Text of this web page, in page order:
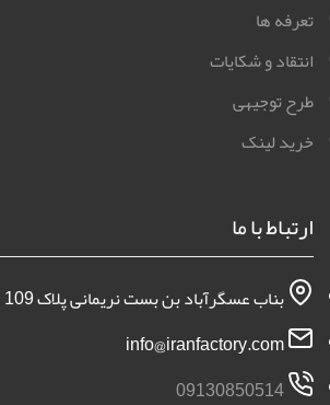
تعرفه ها
انتقاد و شکایات
طرح توجیهی
خرید لینک
ارتباط با ما
بناب عسگرآباد بن بست نریمانی پلاک 109
09130850514